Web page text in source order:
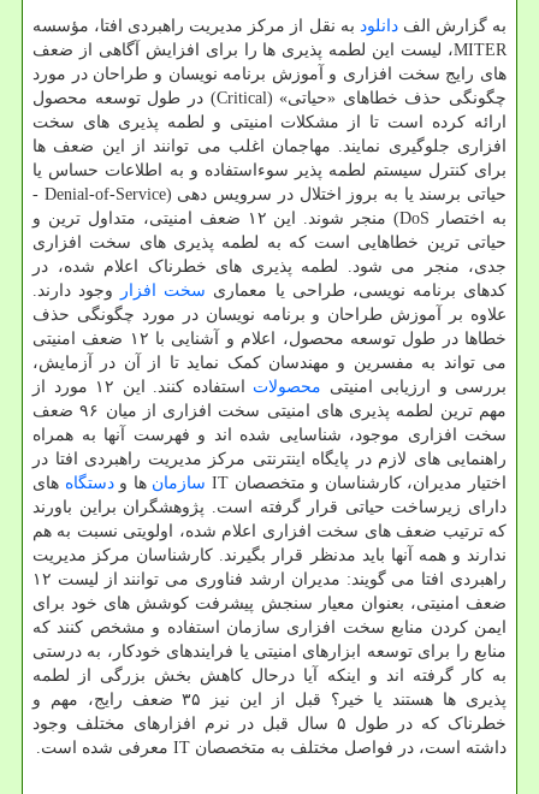
به گزارش الفدانلود به نقل از مرکز مدیریت راهبردی افتا، مؤسسه
MITER، لیست این لطمه پذیری ها را برای افزایش آگاهی از ضعف
های رایج سخت افزاری و آموزش برنامه نویسان و طراحان در مورد
چگونگی حذف خطاهای «حیاتی» (Critical) در طول توسعه محصول
ارائه کرده است تا از مشکلات امنیتی و لطمه پذیری های سخت
افزاری جلوگیری نمایند. مهاجمان اغلب می توانند از این ضعف ها
برای کنترل سیستم لطمه پذیر سوءاستفاده و به اطلاعات حساس یا
حیاتی برسند یا به بروز اختلال در سرویس دهی (Denial-of-Service -
به اختصار DoS) منجر شوند. این ۱۲ ضعف امنیتی، متداول ترین و
حیاتی ترین خطاهایی است که به لطمه پذیری های سخت افزاری
جدی، منجر می شود. لطمه پذیری های خطرناک اعلام شده، در
کدهای برنامه نویسی، طراحی یا معماری سخت افزار
وجود دارند.
علاوه بر آموزش طراحان و برنامه نویسان در مورد چگونگی حذف
خطاها در طول توسعه محصول، اعلام و آشنایی با ۱۲ ضعف امنیتی
می تواند به مفسرین و مهندسان کمک نماید تا از آن در آزمایش،
بررسی و ارزیابی امنیتی محصولات
استفاده کنند. این ۱۲ مورد از
مهم ترین لطمه پذیری های امنیتی سخت افزاری از میان ۹۶ ضعف
سخت افزاری موجود، شناسایی شده اند و فهرست آنها به همراه
راهنمایی های لازم در پایگاه اینترنتی مرکز مدیریت راهبردی افتا در
اختیار مدیران، کارشناسان و متخصصان IT
سازمان ها ودستگاه های
دارای زیرساخت حیاتی قرار گرفته است. پژوهشگران براین باورند
که ترتیب ضعف های سخت افزاری اعلام شده، اولویتی نسبت به هم
ندارند و همه آنها باید مدنظر قرار بگیرند. کارشناسان مرکز مدیریت
راهبردی افتا می گویند: مدیران ارشد فناوری می توانند از لیست ۱۲
ضعف امنیتی، بعنوان معیار سنجش پیشرفت کوشش های خود برای
ایمن کردن منابع سخت افزاری سازمان استفاده و مشخص کنند که
منابع را برای توسعه ابزارهای امنیتی یا فرایندهای خودکار، به درستی
به کار گرفته اند و این‎که آیا درحال کاهش بخش بزرگی از لطمه
پذیری ها هستند یا خیر؟ قبل از این نیز ۳۵ ضعف رایج، مهم و
خطرناک که در طول ۵ سال قبل در نرم افزارهای مختلف وجود
داشته است، در فواصل مختلف به متخصصان IT معرفی شده است.